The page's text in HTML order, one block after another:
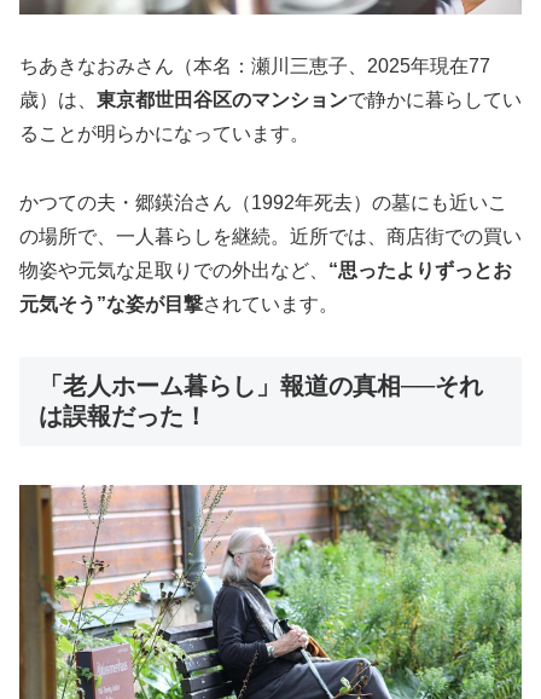
ちあきなおみさん（本名：瀬川三恵子、2025年現在77
歳）は、 東京都世田谷区のマンションで静かに暮らしてい
ることが明らかになっています。
かつての夫・郷鍈治さん（1992年死去）の墓にも近いこ
の場所で、一人暮らしを継続。近所では、商店街での買い
物姿や元気な足取りでの外出など、 “思ったよりずっとお
元気そう”な姿が目撃されています。
「老人ホーム暮らし」報道の真相──それ
は誤報だった！